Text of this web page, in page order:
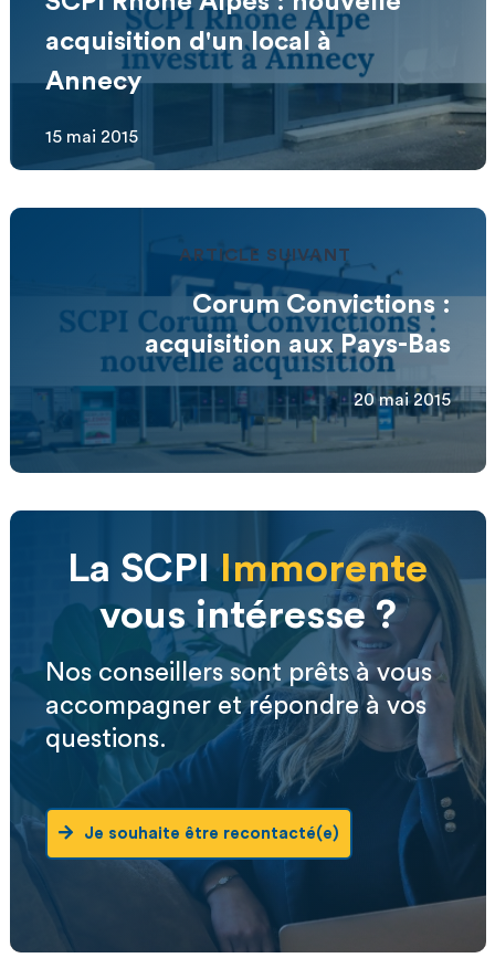
acquisition d'un local à
Annecy
15 mai 2015
ARTICLE SUIVANT
Corum Convictions :
acquisition aux Pays-Bas
20 mai 2015
La SCPI Immorente
vous intéresse ?
Nos conseillers sont prêts à vous
accompagner et répondre à vos
questions.
Je souhaite être recontacté(e)